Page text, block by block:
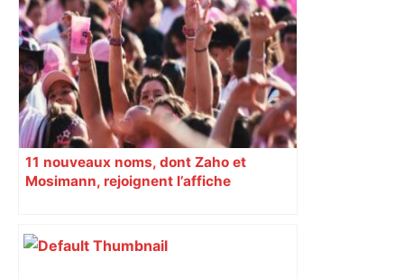
en examen pour sept tentatives de
meurtre à Toulouse – L’Écho
Républicain
11 nouveaux noms, dont Zaho et
Mosimann, rejoignent l’affiche